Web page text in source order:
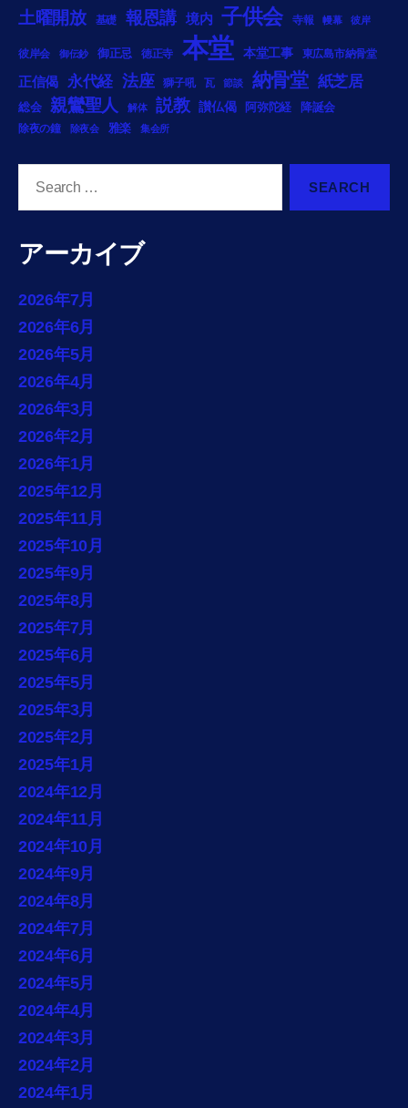
土曜開放 基礎 報恩講 境内 子供会 寺報 幔幕 彼岸
彼岸会 御伝鈔 御正忌 徳正寺 本堂 本堂工事 東広島市納骨堂
正信偈 永代経 法座 獅子吼 瓦 節談 納骨堂 紙芝居
総会 親鸞聖人 解体 説教 讃仏偈 阿弥陀経 降誕会
除夜の鐘 除夜会 雅楽 集会所
アーカイブ
2026年7月
2026年6月
2026年5月
2026年4月
2026年3月
2026年2月
2026年1月
2025年12月
2025年11月
2025年10月
2025年9月
2025年8月
2025年7月
2025年6月
2025年5月
2025年3月
2025年2月
2025年1月
2024年12月
2024年11月
2024年10月
2024年9月
2024年8月
2024年7月
2024年6月
2024年5月
2024年4月
2024年3月
2024年2月
2024年1月